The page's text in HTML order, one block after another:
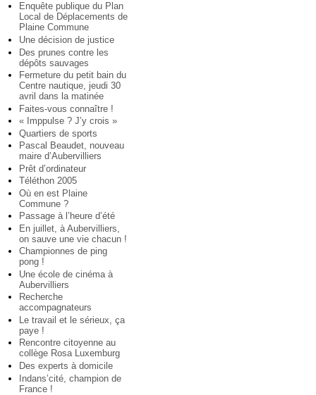
Enquête publique du Plan
Local de Déplacements de
Plaine Commune
Une décision de justice
Des prunes contre les
dépôts sauvages
Fermeture du petit bain du
Centre nautique, jeudi 30
avril dans la matinée
Faites-vous connaître !
« Imppulse ? J’y crois »
Quartiers de sports
Pascal Beaudet, nouveau
maire d’Aubervilliers
Prêt d’ordinateur
Téléthon 2005
Où en est Plaine
Commune ?
Passage à l’heure d’été
En juillet, à Aubervilliers,
on sauve une vie chacun !
Championnes de ping
pong !
Une école de cinéma à
Aubervilliers
Recherche
accompagnateurs
Le travail et le sérieux, ça
paye !
Rencontre citoyenne au
collège Rosa Luxemburg
Des experts à domicile
Indans’cité, champion de
France !